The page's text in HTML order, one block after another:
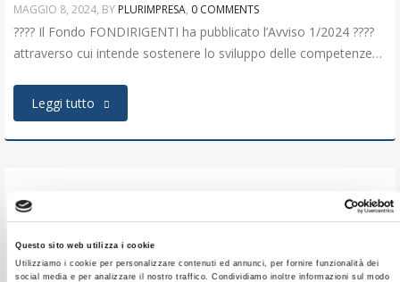
Questo sito web utilizza i cookie
Utilizziamo i cookie per personalizzare contenuti ed annunci, per fornire funzionalità dei
social media e per analizzare il nostro traffico. Condividiamo inoltre informazioni sul modo
MAGGIO 8, 2024, BY PLURIMPRESA, 0 COMMENTS
???? Il Fondo FONDIRIGENTI ha pubblicato l’Avviso 1/2024 ????
attraverso cui intende sostenere lo sviluppo delle competenze…
Leggi tutto
#aziende
Avviso 4/24 del Fondo For.Te.
MAGGIO 8, 2024 , BYPLURIMPRESA,0 COMMENTS